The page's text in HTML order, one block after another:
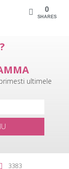
0
SHARES
ultimele
3383